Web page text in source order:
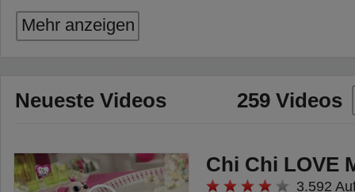
Besonders hervorzuheben ist die
2in1 Funktion. Der große PJ
verwandelt sich von einem Auto in
ein gigantisches 90cm großes
mit vielen Funktionen und fünf
Mehr anzeigen
Neueste Videos 259 Videos
Chi Chi LOVE
3.592